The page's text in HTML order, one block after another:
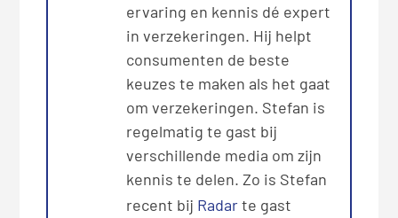
ervaring en kennis dé expert
in verzekeringen. Hij helpt
consumenten de beste
keuzes te maken als het gaat
om verzekeringen. Stefan is
regelmatig te gast bij
verschillende media om zijn
kennis te delen. Zo is Stefan
recent bij Radarte gast